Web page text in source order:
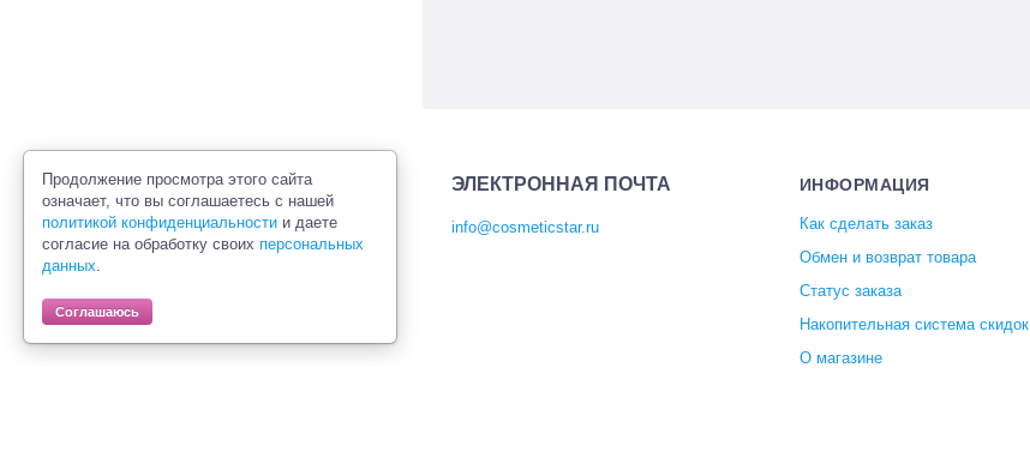
Политика конфиденциальности
данных
ЭЛЕКТРОННАЯ ПОЧТА
info@cosmeticstar.ru
ИНФОРМАЦИЯ
Как сделать заказ
Обмен и возврат товара
Статус заказа
Накопительная система скидок
О магазине
Продолжение просмотра этого сайта
означает, что вы соглашаетесь с нашей
политикой конфиденциальности и даете
согласие на обработку своих персональных
данных.
Соглашаюсь